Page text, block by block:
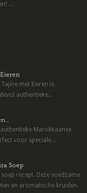
...
met Eieren is
authentieke...
Marokkaanse
voor speciale...
Soep
recept. Deze voedzame
en aromatische kruiden.